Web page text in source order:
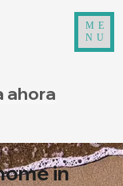
ME
NU
ahora
in